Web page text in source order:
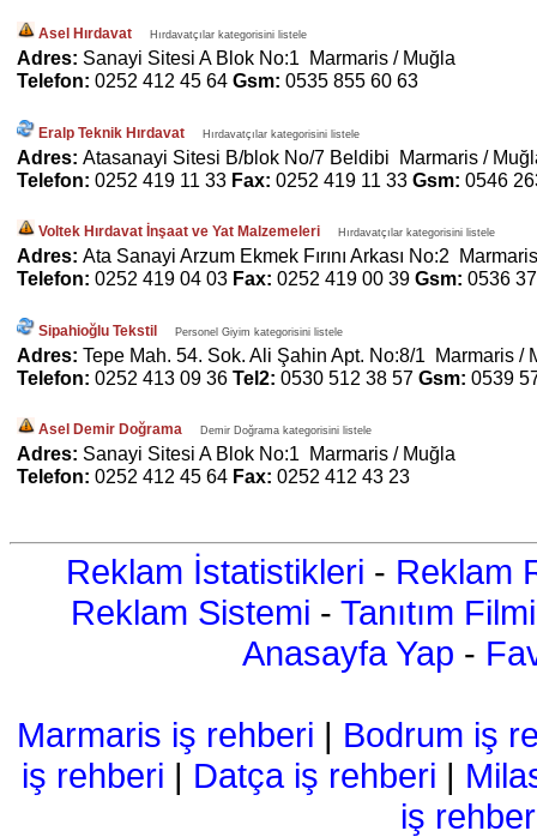
Asel Hırdavat Hırdavatçılar kategorisini listele
Adres: Sanayi Sitesi A Blok No:1 Marmaris / Muğla
Telefon: 0252 412 45 64 Gsm: 0535 855 60 63
Eralp Teknik Hırdavat Hırdavatçılar kategorisini listele
Adres: Atasanayi Sitesi B/blok No/7 Beldibi Marmaris /
Telefon: 0252 419 11 33 Fax: 0252 419 11 33 Gsm: 0546
Voltek Hırdavat İnşaat ve Yat Malzemeleri Hırdavatçılar kategorisini listele
Adres: Ata Sanayi Arzum Ekmek Fırını Arkası No:2
Telefon: 0252 419 04 03 Fax: 0252 419 00 39 Gsm: 0536
Sipahioğlu Tekstil Personel Giyim kategorisini listele
Adres: Tepe Mah. 54. Sok. Ali Şahin Apt. No:8/1 Marmaris /
Telefon: 0252 413 09 36 Tel2: 0530 512 38 57 Gsm: 0539
Asel Demir Doğrama Demir Doğrama kategorisini listele
Adres: Sanayi Sitesi A Blok No:1 Marmaris / Muğla
Telefon: 0252 412 45 64 Fax: 0252 412 43 23
Reklam İstatistikleri - Reklam
Reklam Sistemi - Tanıtım Filmi
Anasayfa Yap -
Marmaris iş rehberi | Bodrum iş
iş rehberi | Datça iş rehberi |
iş